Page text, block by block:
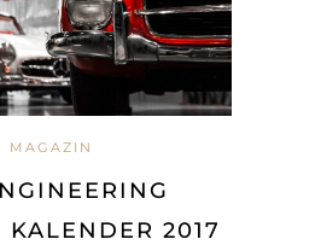
MAGAZIN
KALENDER 2017